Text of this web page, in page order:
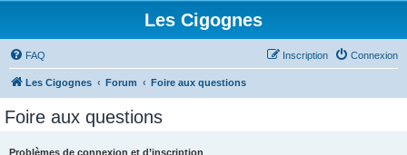
Les Cigognes
FAQ Connexion
Inscription
Les Cigognes Forum Foire aux questions
Foire aux questions
Problèmes de connexion et d’inscription